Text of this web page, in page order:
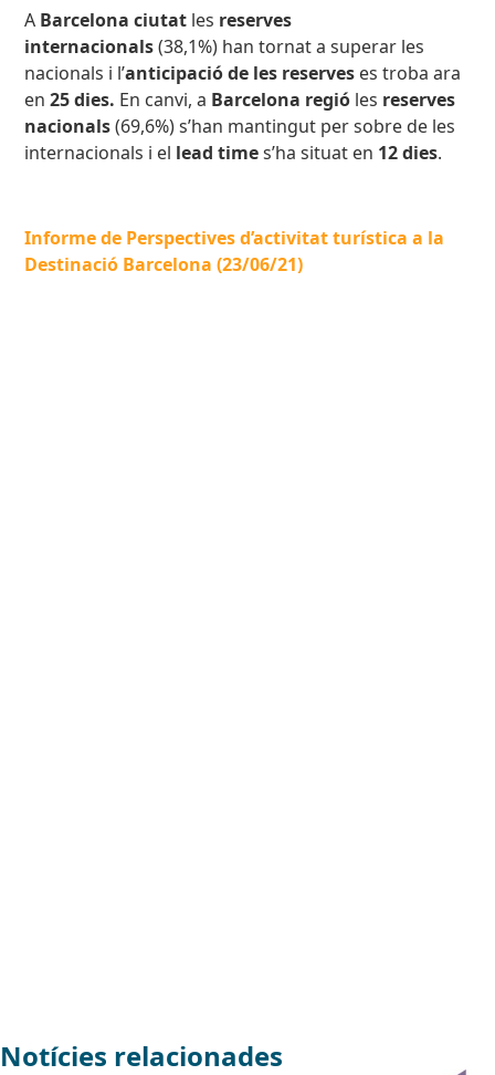
A Barcelona ciutat les reserves
internacionals(38,1%) han tornat a superar les
nacionals i l’anticipació de les reserves es troba ara
en 25 dies. En canvi, a Barcelona regió les reserves
nacionals(69,6%) s’han mantingut per sobre de les
internacionals i el lead times’ha situat en 12 dies.
Informe de Perspectives d’activitat turística a la
Destinació Barcelona (23/06/21)
Notícies relacionades